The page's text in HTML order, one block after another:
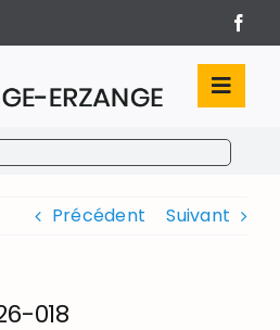
Précédent Suivant
018